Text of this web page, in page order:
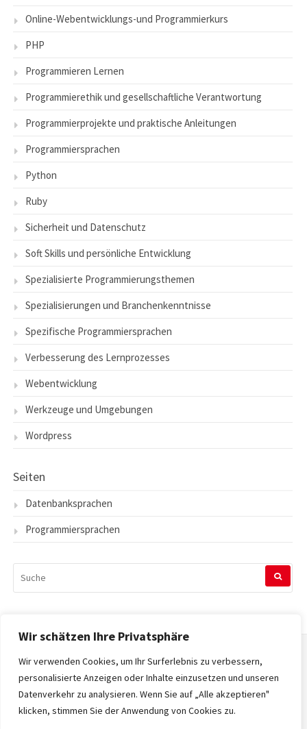
Wir schätzen Ihre Privatsphäre
Wir verwenden Cookies, um Ihr Surferlebnis zu verbessern,
personalisierte Anzeigen oder Inhalte einzusetzen und unseren
Datenverkehr zu analysieren. Wenn Sie auf „Alle akzeptieren"
klicken, stimmen Sie der Anwendung von Cookies zu.
Online-Webentwicklungs-und Programmierkurs
PHP
Programmieren Lernen
Programmierethik und gesellschaftliche Verantwortung
Programmierprojekte und praktische Anleitungen
Programmiersprachen
Python
Ruby
Sicherheit und Datenschutz
Soft Skills und persönliche Entwicklung
Spezialisierte Programmierungsthemen
Spezialisierungen und Branchenkenntnisse
Spezifische Programmiersprachen
Verbesserung des Lernprozesses
Webentwicklung
Werkzeuge und Umgebungen
Wordpress
Seiten
Datenbanksprachen
Programmiersprachen
NACH:
Startseite
Datenschutzerklärung